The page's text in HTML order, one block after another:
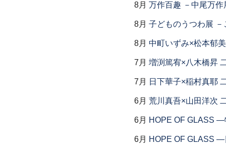
8月 万作百趣 －中尾万作
8月 子どものうつわ展
8月 中町いずみ×松本郁
7月 増渕篤宥×八木橋昇
7月 日下華子×稲村真耶
6月 荒川真吾×山田洋次
6月 HOPE OF GLASS
6月 HOPE OF GLASS